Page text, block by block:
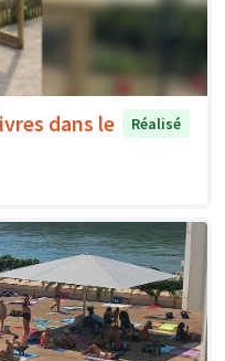
dans le
Réalisé